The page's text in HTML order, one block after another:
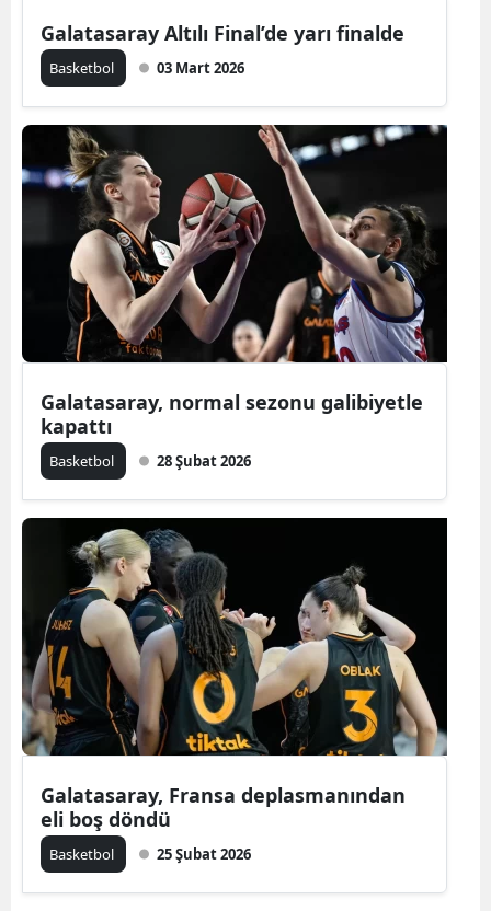
Galatasaray Altılı Final’de yarı finalde
Basketbol 03 Mart 2026
Galatasaray, normal sezonu galibiyetle
kapattı
Basketbol 28 Şubat 2026
Galatasaray, Fransa deplasmanından
eli boş döndü
Basketbol 25 Şubat 2026